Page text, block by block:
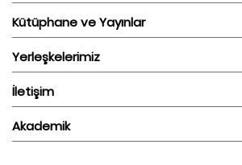
Kütüphane ve Yayınlar
Yerleşkelerimiz
İletişim
Akademik